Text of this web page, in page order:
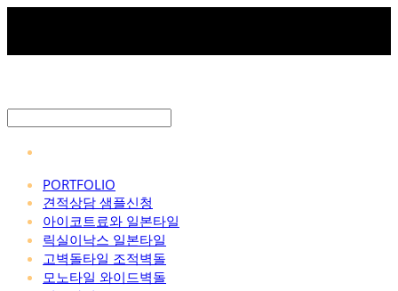
PORTFOLIO
견적상담 샘플신청
아이코트료와 일본타일
릭실이낙스 일본타일
고벽돌타일 조적벽돌
모노타일 와이드벽돌